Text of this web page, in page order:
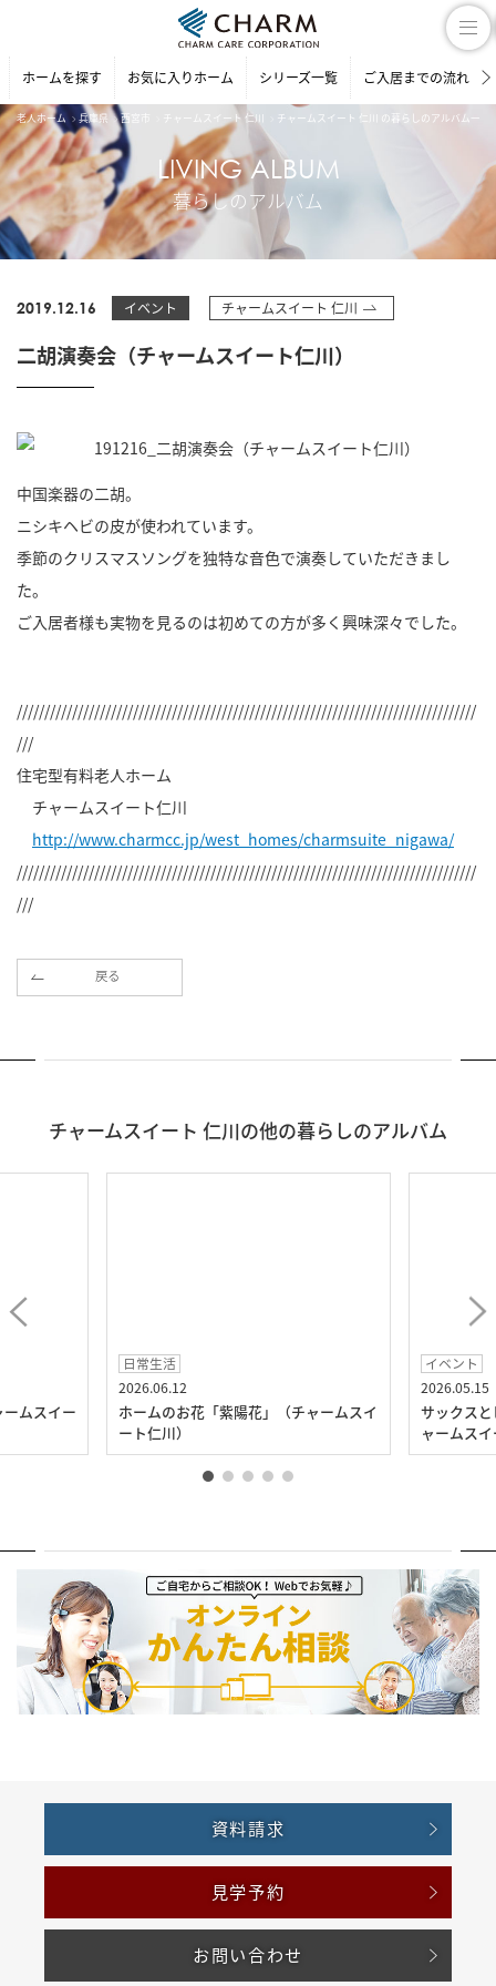
ホームを探す お気に入りホーム シリーズ一覧 ご入居までの流れ
老人ホーム 兵庫県 西宮市 チャームスイート 仁川 チャームスイート 仁川 の暮らしのアルバム一覧
LIVING ALBUM
暮らしのアルバム
2019.12.16 イベント チャームスイート 仁川
二胡演奏会（チャームスイート仁川）
中国楽器の二胡。
ニシキヘビの皮が使われています。
季節のクリスマスソングを独特な音色で演奏していただきまし
た。
ご入居者様も実物を見るのは初めての方が多く興味深々でした。
///////////////////////////////////////////////////////////////////////////////////
///
住宅型有料老人ホーム
チャームスイート仁川
http://www.charmcc.jp/west_homes/charmsuite_nigawa/
///////////////////////////////////////////////////////////////////////////////////
///
戻る
チャームスイート 仁川の他の暮らしのアルバム
ムスイー
日常生活
2026.06.12
ホームのお花「紫陽花」（チャームスイ
ート仁川）
イベント
2026.05.15
サックス
ャームス
資料請求
見学予約
お問い合わせ